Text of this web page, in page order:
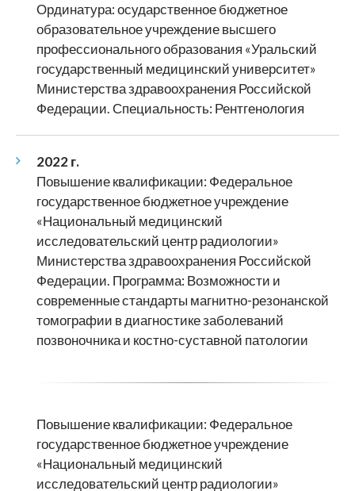
Ординатура: осударственное бюджетное
образовательное учреждение высшего
профессионального образования «Уральский
государственный медицинский университет»
Министерства здравоохранения Российской
Федерации. Специальность: Рентгенология
2022 г.
Повышение квалификации: Федеральное
государственное бюджетное учреждение
«Национальный медицинский
исследовательский центр радиологии»
Министерства здравоохранения Российской
Федерации. Программа: Возможности и
современные стандарты магнитно-резонанской
томографии в диагностике заболеваний
позвоночника и костно-суставной патологии
Повышение квалификации: Федеральное
государственное бюджетное учреждение
«Национальный медицинский
исследовательский центр радиологии»